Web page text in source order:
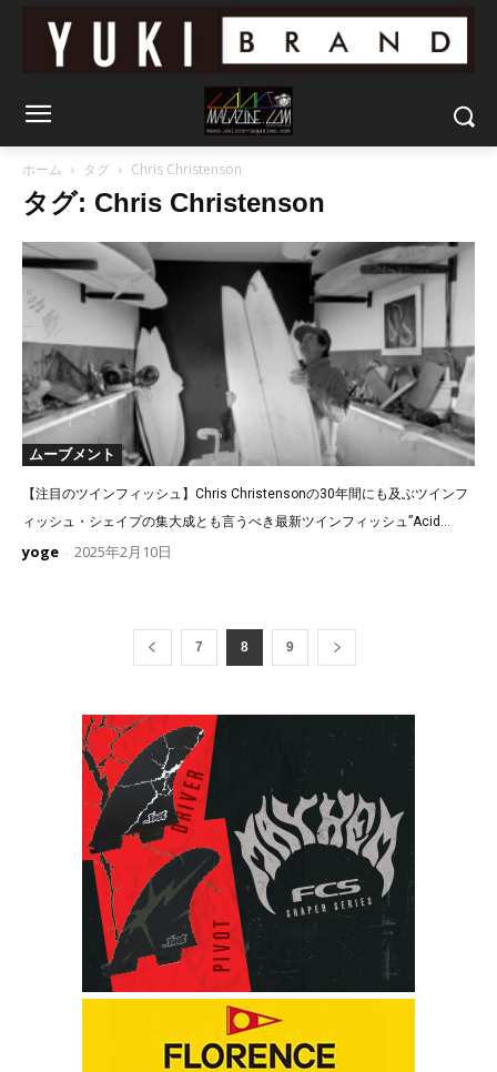
ホーム タグ Chris Christenson
タグ: Chris Christenson
ムーブメント
【注目のツインフィッシュ】Chris Christensonの30年間にも及ぶツインフ
ィッシュ・シェイプの集大成とも言うべき最新ツインフィッシュ”Acid...
yoge - 2025年2月10日
7 8 9